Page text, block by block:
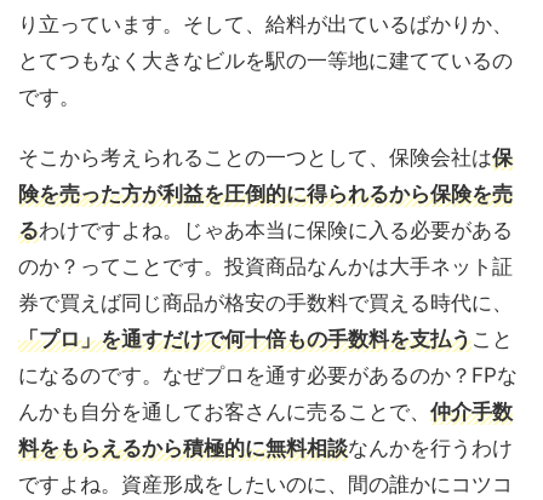
り立っています。そして、給料が出ているばかりか、
とてつもなく大きなビルを駅の一等地に建てているの
です。
そこから考えられることの一つとして、保険会社は保
険を売った方が利益を圧倒的に得られるから保険を売
るわけですよね。じゃあ本当に保険に入る必要がある
のか？ってことです。投資商品なんかは大手ネット証
券で買えば同じ商品が格安の手数料で買える時代に、
「プロ」を通すだけで何十倍もの手数料を支払うこと
になるのです。なぜプロを通す必要があるのか？FPな
んかも自分を通してお客さんに売ることで、 仲介手数
料をもらえるから積極的に無料相談なんかを行うわけ
ですよね。資産形成をしたいのに、間の誰かにコツコ